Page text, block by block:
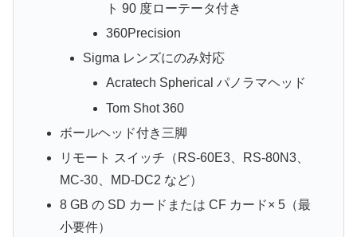
ト 90 度ローテータ付き
360Precision
Sigma レンズにのみ対応
Acratech Spherical パノラマヘッド
Tom Shot 360
ボールヘッド付き三脚
リモート スイッチ（RS-60E3、RS-80N3、
MC-30、MD-DC2 など）
8 GB の SD カードまたは CF カード× 5（最
小要件）